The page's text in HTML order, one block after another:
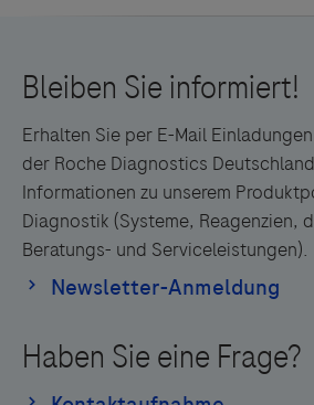
Erhalten Sie per E-Mail
der Roche Diagnostics
Informationen zu unserem
Diagnostik (Systeme, Reagenzien,
Beratungs- und Serviceleistungen).